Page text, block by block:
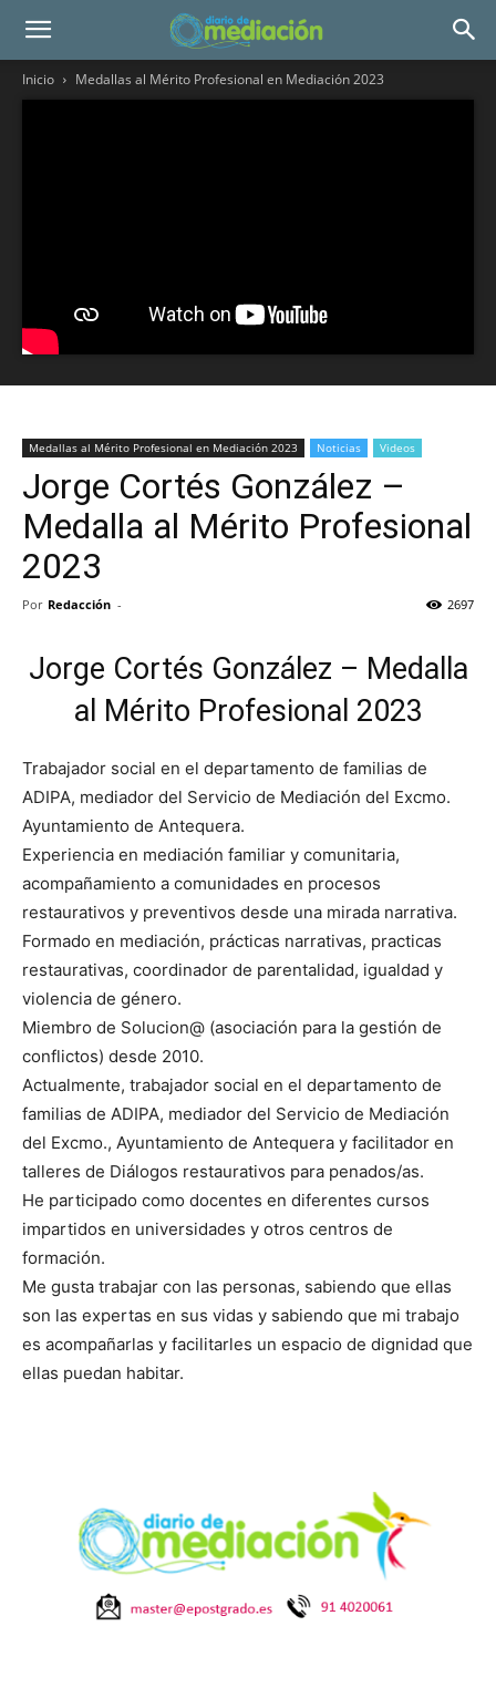
Inicio Medallas al Mérito Profesional en Mediación 2023
Medallas al Mérito Profesional en Mediación 2023 Noticias Videos
Jorge Cortés González –
Medalla al Mérito Profesional
2023
Por Redacción - 2697
Jorge Cortés González – Medalla
al Mérito Profesional 2023
Trabajador social en el departamento de familias de
ADIPA, mediador del Servicio de Mediación del Excmo.
Ayuntamiento de Antequera.
Experiencia en mediación familiar y comunitaria,
acompañamiento a comunidades en procesos
restaurativos y preventivos desde una mirada narrativa.
Formado en mediación, prácticas narrativas, practicas
restaurativas, coordinador de parentalidad, igualdad y
violencia de género.
Miembro de Solucion@ (asociación para la gestión de
conflictos) desde 2010.
Actualmente, trabajador social en el departamento de
familias de ADIPA, mediador del Servicio de Mediación
del Excmo., Ayuntamiento de Antequera y facilitador en
talleres de Diálogos restaurativos para penados/as.
He participado como docentes en diferentes cursos
impartidos en universidades y otros centros de
formación.
Me gusta trabajar con las personas, sabiendo que ellas
son las expertas en sus vidas y sabiendo que mi trabajo
es acompañarlas y facilitarles un espacio de dignidad que
ellas puedan habitar.